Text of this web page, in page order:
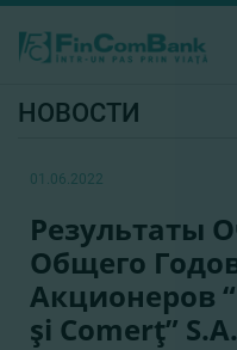
НОВОСТИ
01.06.2022
Результаты
Общего
Акционеров
şi Comerţ”